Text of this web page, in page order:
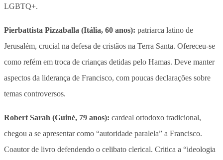
LGBTQ+.
Pierbattista Pizzaballa (Itália, 60 anos): patriarca latino de
Jerusalém, crucial na defesa de cristãos na Terra Santa. Ofereceu-se
como refém em troca de crianças detidas pelo Hamas. Deve manter
aspectos da liderança de Francisco, com poucas declarações sobre
temas controversos.
Robert Sarah (Guiné, 79 anos): cardeal ortodoxo tradicional,
chegou a se apresentar como “autoridade paralela” a Francisco.
Coautor de livro defendendo o celibato clerical. Critica a “ideologia